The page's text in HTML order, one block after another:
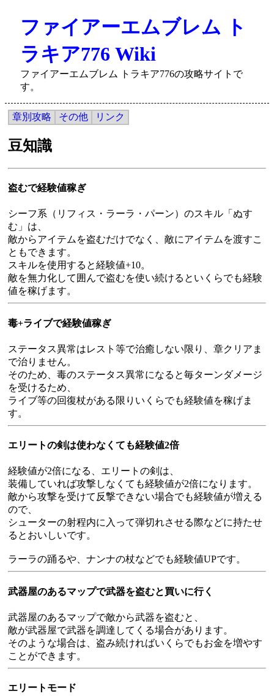
ファイアーエムブレム ト
ラキア776 Wiki
ファイアーエムブレム トラキア776の攻略サイトで
す。
章別攻略 その他 リンク
豆知識
盗むで経験値稼ぎ
シーフ系（リフィス・ラーラ・パーン）のスキル「ぬす
む」は、
敵からアイテムを盗むだけでなく、敵にアイテムを渡すこ
ともできます。
スキルを使用すると経験値+10。
敵を無力化して囲んで盗むを使い続けるといくらでも経験
値を稼げます。
毒+ライブで経験値稼ぎ
ステータス異常はレスト等で治癒しない限り、章クリアま
で治りません。
そのため、毒のステータス異常になると毎ターンダメージ
を受けるため、
ライブ等の回復杖がある限りいくらでも経験値を稼げま
す。
エリートの剣は使わなくても経験値2倍
経験値が2倍になる、エリートの剣は、
装備していれば攻撃しなくても経験値が2倍になります。
敵から攻撃を受けて反撃できない場合でも経験値が増える
ので、
シューターの射程内に入って弾切れさせる際などに持たせ
るとおいしいです。
ラーラの踊るや、ナンナの杖などでも経験値UPです。
武器屋のあるマップで武器を盗むと買いに行く
武器屋のあるマップで敵から武器を盗むと、
敵が武器屋で武器を調達してくる場合があります。
そのような場合は、盗み続ければいくらでもお金を増やす
ことができます。
エリートモード